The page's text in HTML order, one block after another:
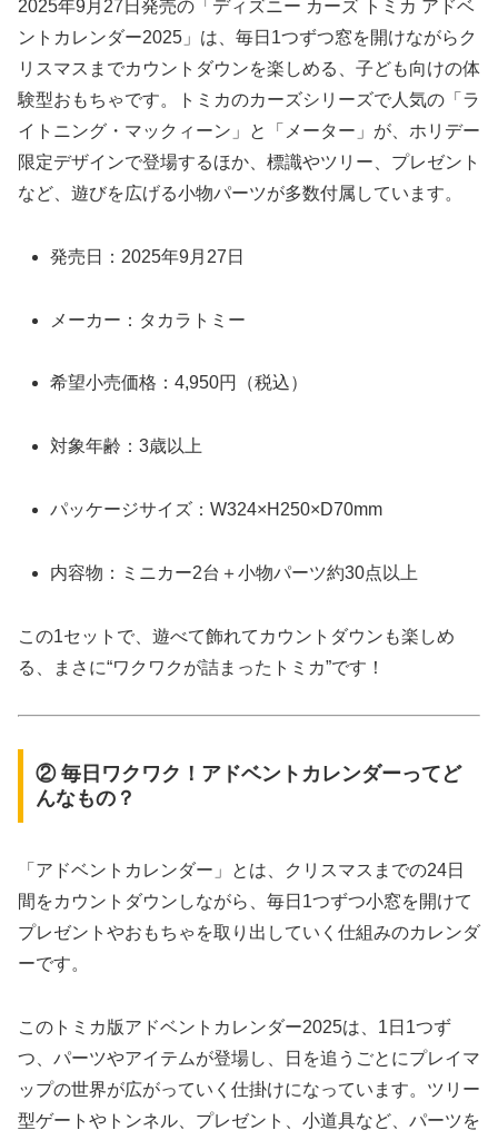
2025年9月27日発売の「ディズニー カーズ トミカ アドベ
ントカレンダー2025」は、毎日1つずつ窓を開けながらク
リスマスまでカウントダウンを楽しめる、子ども向けの体
験型おもちゃです。トミカのカーズシリーズで人気の「ラ
イトニング・マックィーン」と「メーター」が、ホリデー
限定デザインで登場するほか、標識やツリー、プレゼント
など、遊びを広げる小物パーツが多数付属しています。
発売日：2025年9月27日
メーカー：タカラトミー
希望小売価格：4,950円（税込）
対象年齢：3歳以上
パッケージサイズ：W324×H250×D70mm
内容物：ミニカー2台＋小物パーツ約30点以上
この1セットで、遊べて飾れてカウントダウンも楽しめ
る、まさに“ワクワクが詰まったトミカ”です！
② 毎日ワクワク！アドベントカレンダーってど
んなもの？
「アドベントカレンダー」とは、クリスマスまでの24日
間をカウントダウンしながら、毎日1つずつ小窓を開けて
プレゼントやおもちゃを取り出していく仕組みのカレンダ
ーです。
このトミカ版アドベントカレンダー2025は、1日1つず
つ、パーツやアイテムが登場し、日を追うごとにプレイマ
ップの世界が広がっていく仕掛けになっています。ツリー
型ゲートやトンネル、プレゼント、小道具など、パーツを